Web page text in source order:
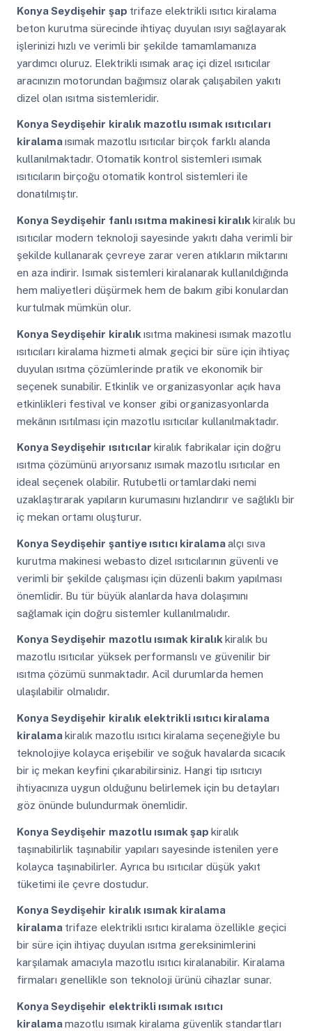
Konya Seydişehir şap trifaze elektrikli ısıtıcı kiralama
beton kurutma sürecinde ihtiyaç duyulan ısıyı sağlayarak
işlerinizi hızlı ve verimli bir şekilde tamamlamanıza
yardımcı oluruz. Elektrikli ısımak araç içi dizel ısıtıcılar
aracınızın motorundan bağımsız olarak çalışabilen yakıtı
dizel olan ısıtma sistemleridir.
Konya Seydişehir kiralık mazotlu ısımak ısıtıcıları
kiralamaısımak mazotlu ısıtıcılar birçok farklı alanda
kullanılmaktadır. Otomatik kontrol sistemleri ısımak
ısıtıcıların birçoğu otomatik kontrol sistemleri ile
donatılmıştır.
Konya Seydişehir fanlı ısıtma makinesi kiralık kiralık bu
ısıtıcılar modern teknoloji sayesinde yakıtı daha verimli bir
şekilde kullanarak çevreye zarar veren atıkların miktarını
en aza indirir. Isımak sistemleri kiralanarak kullanıldığında
hem maliyetleri düşürmek hem de bakım gibi konulardan
kurtulmak mümkün olur.
Konya Seydişehir kiralık ısıtma makinesi ısımak mazotlu
ısıtıcıları kiralama hizmeti almak geçici bir süre için ihtiyaç
duyulan ısıtma çözümlerinde pratik ve ekonomik bir
seçenek sunabilir. Etkinlik ve organizasyonlar açık hava
etkinlikleri festival ve konser gibi organizasyonlarda
mekânın ısıtılması için mazotlu ısıtıcılar kullanılmaktadır.
Konya Seydişehir ısıtıcılar kiralık fabrikalar için doğru
ısıtma çözümünü arıyorsanız ısımak mazotlu ısıtıcılar en
ideal seçenek olabilir. Rutubetli ortamlardaki nemi
uzaklaştırarak yapıların kurumasını hızlandırır ve sağlıklı bir
iç mekan ortamı oluşturur.
Konya Seydişehir şantiye ısıtıcı kiralamaalçı sıva
kurutma makinesi webasto dizel ısıtıcılarının güvenli ve
verimli bir şekilde çalışması için düzenli bakım yapılması
önemlidir. Bu tür büyük alanlarda hava dolaşımını
sağlamak için doğru sistemler kullanılmalıdır.
Konya Seydişehir mazotlu ısımak kiralık kiralık bu
mazotlu ısıtıcılar yüksek performanslı ve güvenilir bir
ısıtma çözümü sunmaktadır. Acil durumlarda hemen
ulaşılabilir olmalıdır.
Konya Seydişehir kiralık elektrikli ısıtıcı kiralama
kiralamakiralık mazotlu ısıtıcı kiralama seçeneğiyle bu
teknolojiye kolayca erişebilir ve soğuk havalarda sıcacık
bir iç mekan keyfini çıkarabilirsiniz. Hangi tip ısıtıcıyı
ihtiyacınıza uygun olduğunu belirlemek için bu detayları
göz önünde bulundurmak önemlidir.
Konya Seydişehir mazotlu ısımak şap kiralık
taşınabilirlik taşınabilir yapıları sayesinde istenilen yere
kolayca taşınabilirler. Ayrıca bu ısıtıcılar düşük yakıt
tüketimi ile çevre dostudur.
Konya Seydişehir kiralık ısımak kiralama
kiralama trifaze elektrikli ısıtıcı kiralama özellikle geçici
bir süre için ihtiyaç duyulan ısıtma gereksinimlerini
karşılamak amacıyla mazotlu ısıtıcı kiralanabilir. Kiralama
firmaları genellikle son teknoloji ürünü cihazlar sunar.
Konya Seydişehir elektrikli ısımak ısıtıcı
kiralamamazotlu ısımak kiralama güvenlik standartları